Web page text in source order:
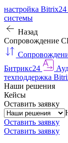
настройка Bitrix24
системы
Назад
Сопровождение
Битрикс24
техподдержка
Наши решения
Кейсы
Оставить заявку
Оставить заявку
Оставить заявку